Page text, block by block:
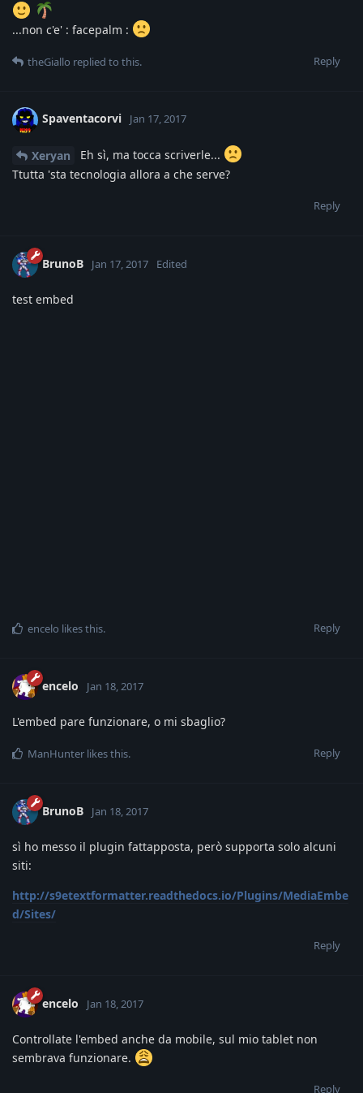
...non c'e' : facepalm :
Reply
theGiallo replied to this.
Spaventacorvi Jan 17, 2017
Xeryan
Eh sì, ma tocca scriverle...
Ttutta 'sta tecnologia allora a che serve?
Reply
BrunoB Jan 17, 2017 Edited
test embed
Reply
encelo likes this.
encelo Jan 18, 2017
L'embed pare funzionare, o mi sbaglio?
Reply
ManHunter likes this.
BrunoB Jan 18, 2017
sì ho messo il plugin fattapposta, però supporta solo alcuni
siti:
http://s9etextformatter.readthedocs.io/Plugins/MediaEmbe
d/Sites/
Reply
encelo Jan 18, 2017
Controllate l'embed anche da mobile, sul mio tablet non
sembrava funzionare.
Reply